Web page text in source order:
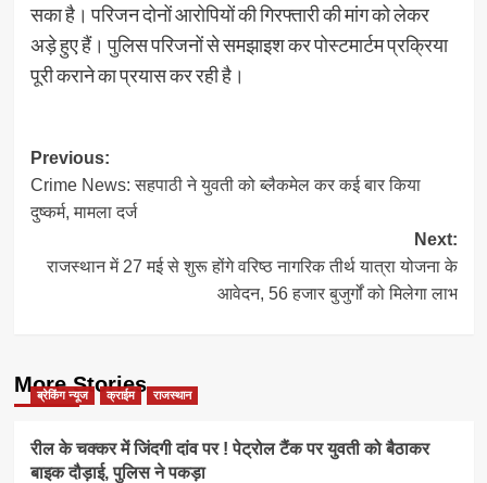
सका है। परिजन दोनों आरोपियों की गिरफ्तारी की मांग को लेकर
अड़े हुए हैं। पुलिस परिजनों से समझाइश कर पोस्टमार्टम प्रक्रिया
पूरी कराने का प्रयास कर रही है।
Post
navigation
Previous:
Crime News: सहपाठी ने युवती को ब्लैकमेल कर कई बार किया
दुष्कर्म, मामला दर्ज
Next:
राजस्थान में 27 मई से शुरू होंगे वरिष्ठ नागरिक तीर्थ यात्रा योजना के
आवेदन, 56 हजार बुजुर्गों को मिलेगा लाभ
More Stories
ब्रेकिंग न्यूज क्राईम राजस्थान
रील के चक्कर में जिंदगी दांव पर ! पेट्रोल टैंक पर युवती को बैठाकर
बाइक दौड़ाई, पुलिस ने पकड़ा